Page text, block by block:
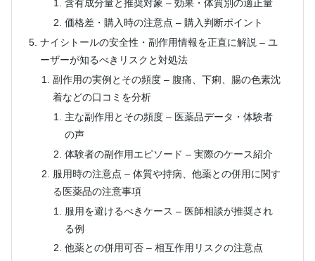
含有成分量と推奨対象 – 効果・体質別の適正量
価格差・購入時の注意点 – 購入判断ポイント
ナイシトールの安全性・副作用情報を正直に解説 – ユ
ーザーが知るべきリスクと対処法
副作用の実例とその頻度 – 腹痛、下痢、腸の色素沈
着などの口コミを分析
主な副作用とその頻度 – 医薬品データ・体験者
の声
体験者の副作用エピソード – 実際のケース紹介
服用時の注意点 – 体質や持病、他薬との併用に関す
る医薬品の注意事項
服用を避けるべきケース – 医師相談が推奨され
る例
他薬との併用可否 – 相互作用リスクの注意点